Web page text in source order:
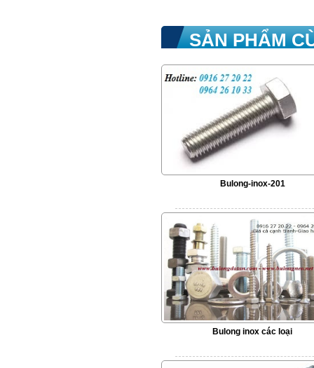
SẢN PHẨM
Bulong-inox-201
Bulong inox các loại